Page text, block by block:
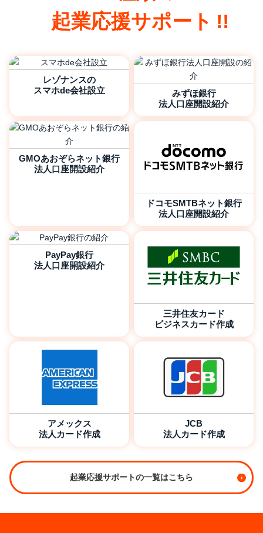
起業応援サポート
レゾナンスの
スマホde会社設立
みずほ銀行
法人口座開設紹介
GMOあおぞらネット銀行
法人口座開設紹介
ドコモSMTBネット銀行
法人口座開設紹介
PayPay銀行
法人口座開設紹介
三井住友カード
ビジネスカード作成
アメックス
法人カード作成
JCB
法人カード作成
起業応援サポートの一覧はこちら